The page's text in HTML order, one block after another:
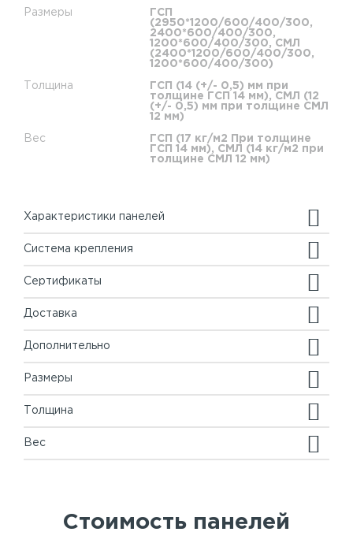
Размеры
ГСП
(2950*1200/600/400/300,
2400*600/400/300,
1200*600/400/300, СМЛ
(2400*1200/600/400/300,
1200*600/400/300)
Толщина
ГСП (14 (+/- 0,5) мм при
толщине ГСП 14 мм), СМЛ (12
(+/- 0,5) мм при толщине СМЛ
12 мм)
Вес
ГСП (17 кг/м2 При толщине
ГСП 14 мм), СМЛ (14 кг/м2 при
толщине СМЛ 12 мм)
Характеристики панелей
Система крепления
Сертификаты
Доставка
Дополнительно
Размеры
Толщина
Вес
Стоимость панелей